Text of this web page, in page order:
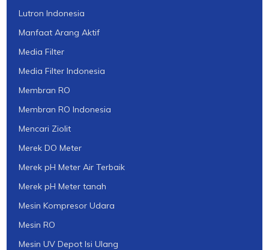
Lutron Indonesia
Manfaat Arang Aktif
Media Filter
Media Filter Indonesia
Membran RO
Membran RO Indonesia
Mencari Ziolit
Merek DO Meter
Merek pH Meter Air Terbaik
Merek pH Meter tanah
Mesin Kompresor Udara
Mesin RO
Mesin UV Depot Isi Ulang